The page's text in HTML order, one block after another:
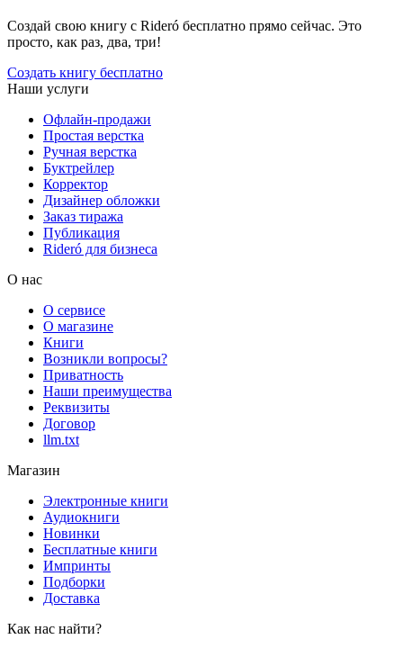
Создай свою книгу с Rideró бесплатно прямо сейчас. Это
просто, как раз, два, три!
Создать книгу бесплатно
Наши услуги
Офлайн-продажи
Простая верстка
Ручная верстка
Буктрейлер
Корректор
Дизайнер обложки
Заказ тиража
Публикация
Rideró для бизнеса
О нас
О сервисе
О магазине
Книги
Возникли вопросы?
Приватность
Наши преимущества
Реквизиты
Договор
llm.txt
Магазин
Электронные книги
Аудиокниги
Новинки
Бесплатные книги
Импринты
Подборки
Доставка
Как нас найти?